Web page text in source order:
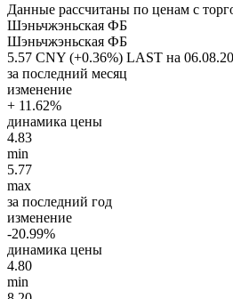
Данные рассчитаны по ценам с
Шэньчжэньская ФБ
Шэньчжэньская ФБ
5.57 CNY (+0.36%) LAST на
за последний месяц
изменение
+ 11.62%
динамика цены
4.83
min
5.77
max
за последний год
изменение
-20.99%
динамика цены
4.80
min